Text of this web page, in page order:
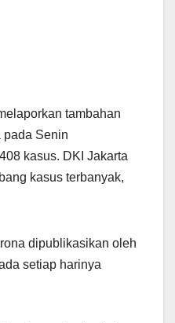
tambahan
pada Senin
kasus. DKI Jakarta
kasus terbanyak,
dipublikasikan oleh
setiap harinya